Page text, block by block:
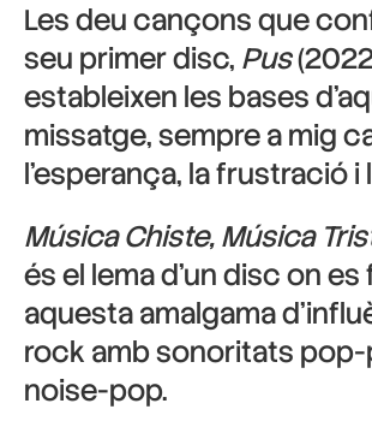
Les deu cançons que
seu primer disc, Pus
estableixen les bases
missatge, sempre a mig
l’esperança, la frustració i
Música Chiste, Música
és el lema d’un disc on
aquesta amalgama
rock amb sonoritats pop-
noise-pop.